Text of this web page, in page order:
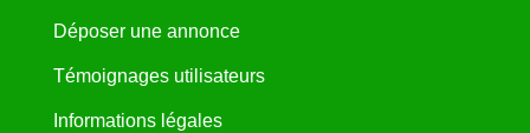
Déposer une annonce
Témoignages utilisateurs
Informations légales